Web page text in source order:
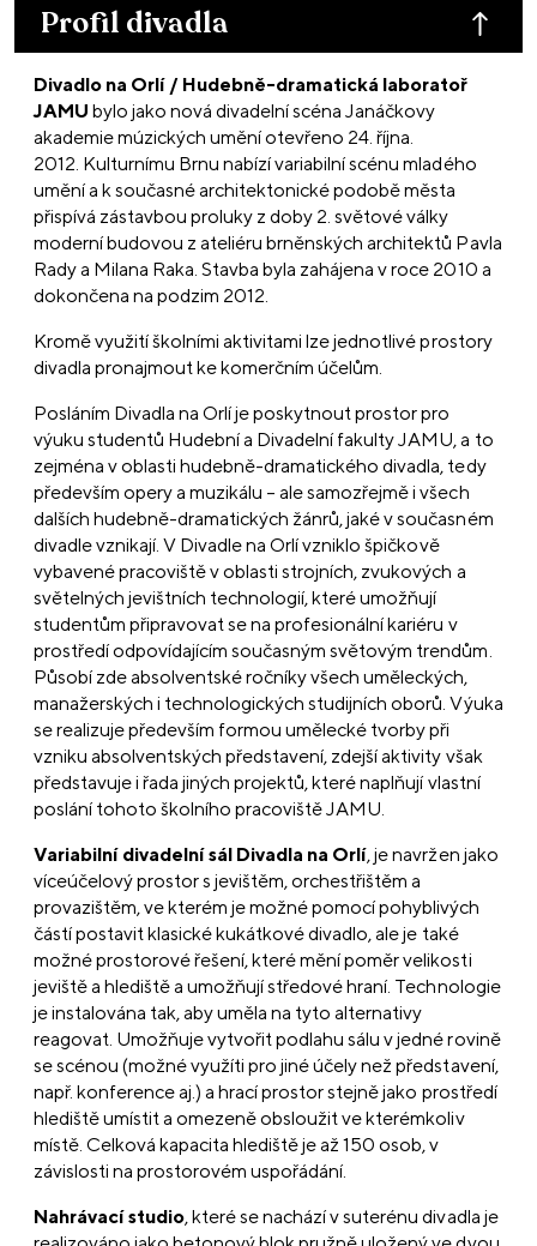
Profil divadla
Divadlo na Orlí / Hudebně-dramatická laboratoř
JAMU bylo jako nová divadelní scéna Janáčkovy
akademie múzických umění otevřeno 24. října.
2012. Kulturnímu Brnu nabízí variabilní scénu mladého
umění a k současné architektonické podobě města
přispívá zástavbou proluky z doby 2. světové války
moderní budovou z ateliéru brněnských architektů Pavla
Rady a Milana Raka. Stavba byla zahájena v roce 2010 a
dokončena na podzim 2012.
Kromě využití školními aktivitami lze jednotlivé prostory
divadla pronajmout ke komerčním účelům.
Posláním Divadla na Orlí je poskytnout prostor pro
výuku studentů Hudební a Divadelní fakulty JAMU, a to
zejména v oblasti hudebně-dramatického divadla, tedy
především opery a muzikálu – ale samozřejmě i všech
dalších hudebně-dramatických žánrů, jaké v současném
divadle vznikají. V Divadle na Orlí vzniklo špičkově
vybavené pracoviště v oblasti strojních, zvukových a
světelných jevištních technologií, které umožňují
studentům připravovat se na profesionální kariéru v
prostředí odpovídajícím současným světovým trendům.
Působí zde absolventské ročníky všech uměleckých,
manažerských i technologických studijních oborů. Výuka
se realizuje především formou umělecké tvorby při
vzniku absolventských představení, zdejší aktivity však
představuje i řada jiných projektů, které naplňují vlastní
poslání tohoto školního pracoviště JAMU.
Variabilní divadelní sál Divadla na Orlí, je navržen jako
víceúčelový prostor s jevištěm, orchestřištěm a
provazištěm, ve kterém je možné pomocí pohyblivých
částí postavit klasické kukátkové divadlo, ale je také
možné prostorové řešení, které mění poměr velikosti
jeviště a hlediště a umožňují středové hraní. Technologie
je instalována tak, aby uměla na tyto alternativy
reagovat. Umožňuje vytvořit podlahu sálu v jedné rovině
se scénou (možné využíti pro jiné účely než představení,
např. konference aj.) a hrací prostor stejně jako prostředí
hlediště umístit a omezeně obsloužit ve kterémkoliv
místě. Celková kapacita hlediště je až 150 osob, v
závislosti na prostorovém uspořádání.
Nahrávací studio, které se nachází v suterénu divadla je